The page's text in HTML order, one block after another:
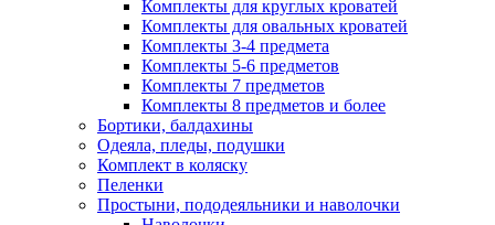
Комплекты для круглых кроватей
Комплекты для овальных кроватей
Комплекты 3-4 предмета
Комплекты 5-6 предметов
Комплекты 7 предметов
Комплекты 8 предметов и более
Бортики, балдахины
Одеяла, пледы, подушки
Комплект в коляску
Пеленки
Простыни, пододеяльники и наволочки